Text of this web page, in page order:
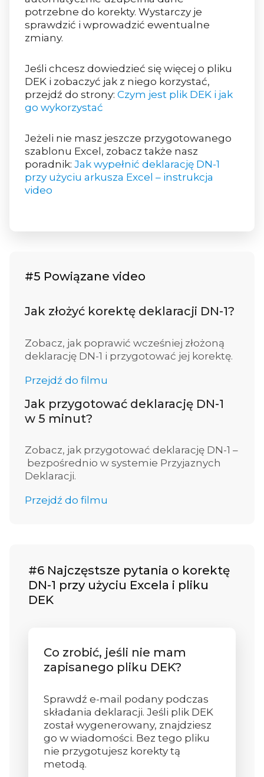
potrzebne do korekty. Wystarczy je
sprawdzić i wprowadzić ewentualne
zmiany.
Jeśli chcesz dowiedzieć się więcej o pliku
DEK i zobaczyć jak z niego korzystać,
przejdź do strony: Czym jest plik DEK i jak
go wykorzystać
Jeżeli nie masz jeszcze przygotowanego
szablonu Excel, zobacz także nasz
poradnik: Jak wypełnić deklarację DN-1
przy użyciu arkusza Excel – instrukcja
video
#5 Powiązane video
Jak złożyć korektę deklaracji DN-1?
Zobacz, jak poprawić wcześniej złożoną
deklarację DN-1 i przygotować jej korektę.
Przejdź do filmu
Jak przygotować deklarację DN-1
w 5 minut?
Zobacz, jak przygotować deklarację DN-1 –
bezpośrednio w systemie Przyjaznych
Deklaracji.
Przejdź do filmu
#6 Najczęstsze pytania o korektę
DN-1 przy użyciu Excela i pliku
DEK
Co zrobić, jeśli nie mam
zapisanego pliku DEK?
Sprawdź e-mail podany podczas
składania deklaracji. Jeśli plik DEK
został wygenerowany, znajdziesz
go w wiadomości. Bez tego pliku
nie przygotujesz korekty tą
metodą.